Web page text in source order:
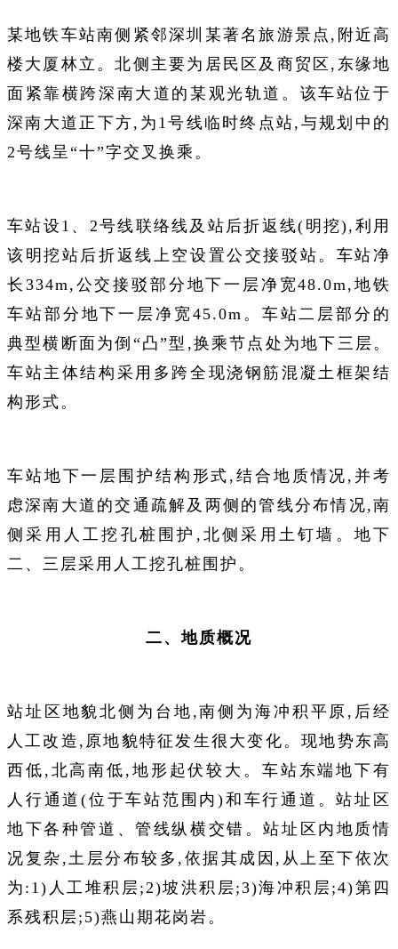
某地铁车站南侧紧邻深圳某著名旅游景点,附近高
楼大厦林立。北侧主要为居民区及商贸区,东缘地
面紧靠横跨深南大道的某观光轨道。该车站位于
深南大道正下方,为1号线临时终点站,与规划中的
2号线呈“十”字交叉换乘。
车站设1、2号线联络线及站后折返线(明挖),利用
该明挖站后折返线上空设置公交接驳站。车站净
长334m,公交接驳部分地下一层净宽48.0m,地铁
车站部分地下一层净宽45.0m。车站二层部分的
典型横断面为倒“凸”型,换乘节点处为地下三层。
车站主体结构采用多跨全现浇钢筋混凝土框架结
构形式。
车站地下一层围护结构形式,结合地质情况,并考
虑深南大道的交通疏解及两侧的管线分布情况,南
侧采用人工挖孔桩围护,北侧采用土钉墙。地下
二、三层采用人工挖孔桩围护。
二、地质概况
站址区地貌北侧为台地,南侧为海冲积平原,后经
人工改造,原地貌特征发生很大变化。现地势东高
西低,北高南低,地形起伏较大。车站东端地下有
人行通道(位于车站范围内)和车行通道。站址区
地下各种管道、管线纵横交错。站址区内地质情
况复杂,土层分布较多,依据其成因,从上至下依次
为:1)人工堆积层;2)坡洪积层;3)海冲积层;4)第四
系残积层;5)燕山期花岗岩。